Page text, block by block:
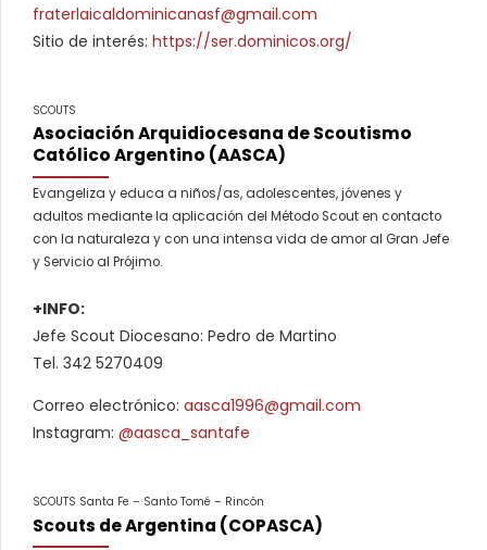
fraterlaicaldominicanasf@gmail.com
Sitio de interés: https://ser.dominicos.org/
SCOUTS
Asociación Arquidiocesana de Scoutismo
Católico Argentino (AASCA)
Evangeliza y educa a niños/as, adolescentes, jóvenes y
adultos mediante la aplicación del Método Scout en contacto
con la naturaleza y con una intensa vida de amor al Gran Jefe
y Servicio al Prójimo.
+INFO:
Jefe Scout Diocesano: Pedro de Martino
Tel. 342 5270409
Correo electrónico: aasca1996@gmail.com
Instagram: @aasca_santafe
SCOUTS Santa Fe – Santo Tomé – Rincón
Scouts de Argentina (COPASCA)